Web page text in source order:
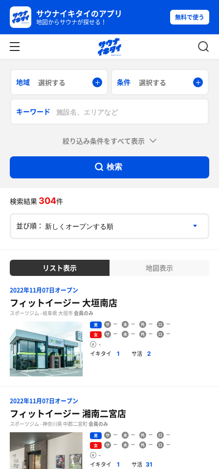
サウナイキタイのアプリ
地図からサウナが探せる！
無料で使う
地域 選択する 条件 選択する
キーワード
絞り込み条件をすべて表示
検索
検索結果 304件
並び順：
リスト表示 地図表示
2022年11月07日オープン
フィットイージー 大垣南店
スポーツジム - 岐阜県 大垣市会員のみ
男
女
-
イキタイ
1 サ活 2
2022年11月07日オープン
フィットイージー 湘南二宮店
スポーツジム - 神奈川県 中郡二宮町会員のみ
男
女
-
イキタイ
1 サ活 31